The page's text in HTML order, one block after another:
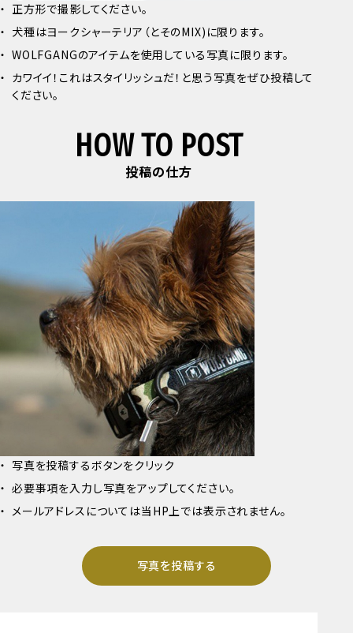
正方形で撮影してください。
犬種はヨークシャーテリア（とそのMIX)に限ります。
WOLFGANGのアイテムを使用している写真に限ります。
カワイイ！これはスタイリッシュだ！と思う写真をぜひ投稿して
ください。
HOW TO POST
投稿の仕方
写真を投稿するボタンをクリック
必要事項を入力し写真をアップしてください。
メールアドレスについては当HP上では表示されません。
写真を投稿する